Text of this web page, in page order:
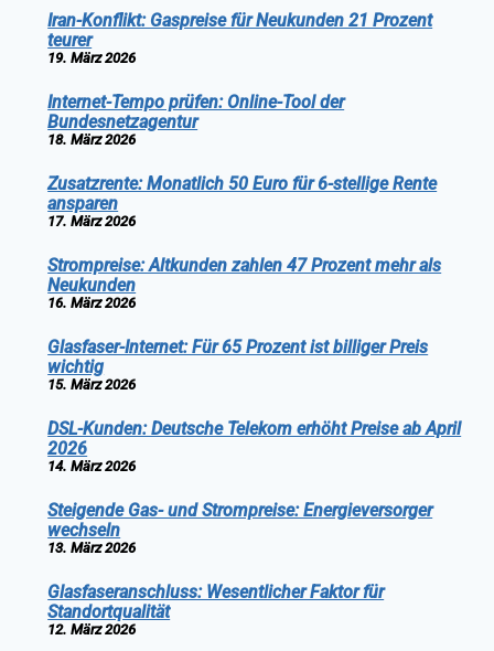
Iran-Konflikt: Gaspreise für Neukunden 21 Prozent
teurer
19. März 2026
Internet-Tempo prüfen: Online-Tool der
Bundesnetzagentur
18. März 2026
Zusatzrente: Monatlich 50 Euro für 6-stellige Rente
ansparen
17. März 2026
Strompreise: Altkunden zahlen 47 Prozent mehr als
Neukunden
16. März 2026
Glasfaser-Internet: Für 65 Prozent ist billiger Preis
wichtig
15. März 2026
DSL-Kunden: Deutsche Telekom erhöht Preise ab April
2026
14. März 2026
Steigende Gas- und Strompreise: Energieversorger
wechseln
13. März 2026
Glasfaseranschluss: Wesentlicher Faktor für
Standortqualität
12. März 2026